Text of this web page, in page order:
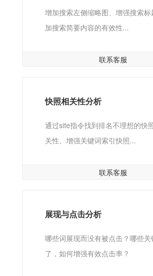
增加搜索左侧缩略图、增强搜索
加搜索简要内容的有效性...
联系客服
快照相关性分析
通过site指令找到排名不理想的快
关性、增强关键词索引快照...
联系客服
展现与点击分析
哪些词展现而没有被点击？哪些
了，如何增强有效点击率？